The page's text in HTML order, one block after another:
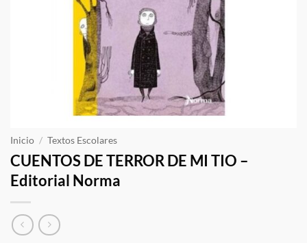
Inicio / Textos Escolares
CUENTOS DE TERROR DE MI TIO –
Editorial Norma